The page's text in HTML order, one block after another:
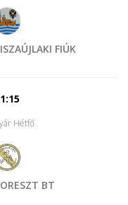
FIÚK
Hétfő
BT